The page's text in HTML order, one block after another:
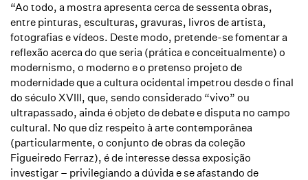
“Ao todo, a mostra apresenta cerca de sessenta obras,
entre pinturas, esculturas, gravuras, livros de artista,
fotografias e vídeos. Deste modo, pretende-se fomentar a
reflexão acerca do que seria (prática e conceitualmente) o
modernismo, o moderno e o pretenso projeto de
modernidade que a cultura ocidental impetrou desde o final
do século XVIII, que, sendo considerado “vivo” ou
ultrapassado, ainda é objeto de debate e disputa no campo
cultural. No que diz respeito à arte contemporânea
(particularmente, o conjunto de obras da coleção
Figueiredo Ferraz), é de interesse dessa exposição
investigar – privilegiando a dúvida e se afastando de